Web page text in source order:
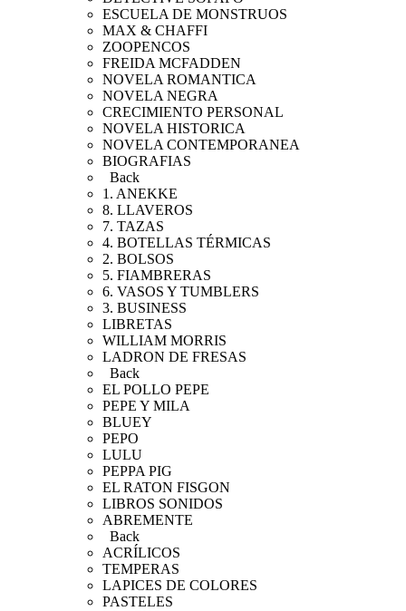
ESCUELA DE MONSTRUOS
MAX & CHAFFI
ZOOPENCOS
FREIDA MCFADDEN
NOVELA ROMANTICA
NOVELA NEGRA
CRECIMIENTO PERSONAL
NOVELA HISTORICA
NOVELA CONTEMPORANEA
BIOGRAFIAS
Back
1. ANEKKE
8. LLAVEROS
7. TAZAS
4. BOTELLAS TÉRMICAS
2. BOLSOS
5. FIAMBRERAS
6. VASOS Y TUMBLERS
3. BUSINESS
LIBRETAS
WILLIAM MORRIS
LADRON DE FRESAS
Back
EL POLLO PEPE
PEPE Y MILA
BLUEY
PEPO
LULU
PEPPA PIG
EL RATON FISGON
LIBROS SONIDOS
ABREMENTE
Back
ACRÍLICOS
TEMPERAS
LAPICES DE COLORES
PASTELES